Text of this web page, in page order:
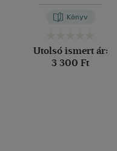
Könyv
Utolsó ismert ár:
3 300 Ft